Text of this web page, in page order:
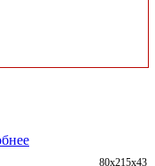
80x215x43